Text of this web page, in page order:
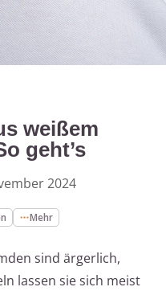
weißem
geht’s
2024
Mehr
sind ärgerlich,
lassen sie sich meist